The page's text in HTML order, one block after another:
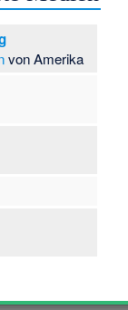
von Amerika